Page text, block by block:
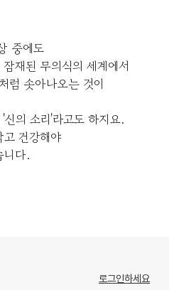
중에도
재된 무의식의 세계에서
럼 솟아나오는 것이
의 소리'라고도 하지요.
건강해야
니다.
로그인하세요